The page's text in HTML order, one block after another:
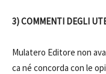
3) COMMENTI DEGLI
Mulatero Editore non
ca né concorda con le